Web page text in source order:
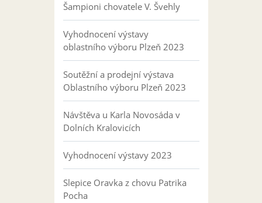
Šampioni chovatele V. Švehly
Vyhodnocení výstavy
oblastního výboru Plzeň 2023
Soutěžní a prodejní výstava
Oblastního výboru Plzeň 2023
Návštěva u Karla Novosáda v
Dolních Kralovicích
Vyhodnocení výstavy 2023
Slepice Oravka z chovu Patrika
Pocha